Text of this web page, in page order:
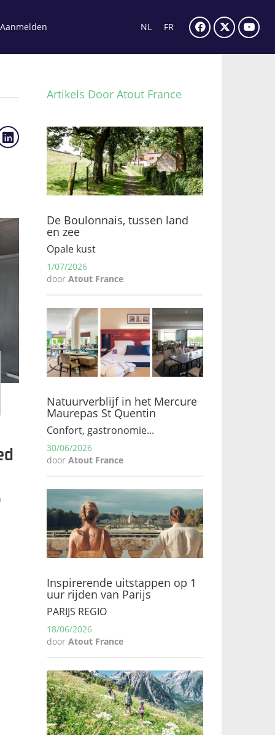
Aanmelden NL FR
Artikels Door Atout France
De Boulonnais, tussen land
en zee
Opale kust
1/07/2026
door Atout France
Natuurverblijf in het Mercure
Maurepas St Quentin
Confort, gastronomie...
30/06/2026
door Atout France
Inspirerende uitstappen op 1
uur rijden van Parijs
PARIJS REGIO
18/06/2026
door Atout France